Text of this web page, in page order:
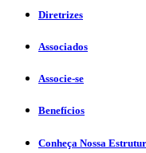
Diretrizes
Associados
Associe-se
Benefícios
Conheça Nossa